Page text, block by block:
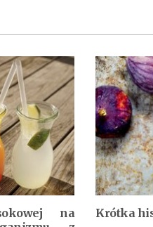
na
Krótka